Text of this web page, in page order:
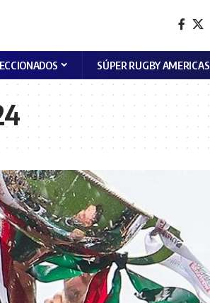
SÚPER RUGBY AMERICAS